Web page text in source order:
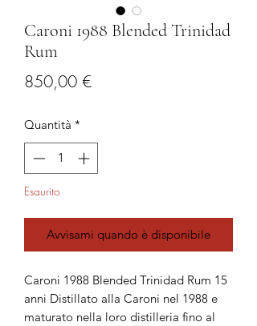
Caroni 1988 Blended Trinidad
Rum
850,00 €Prezzo
Quantità *
Esaurito
Avvisami quando è disponibile
Caroni 1988 Blended Trinidad Rum 15
anni Distillato alla Caroni nel 1988 e
maturato nella loro distilleria fino al